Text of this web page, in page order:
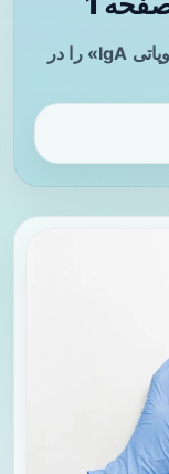
تازه‌ترین مطالب مرتبط با برچسب «نفروپاتی IgA» را در